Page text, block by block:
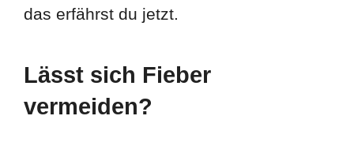
das erfährst du jetzt.
Lässt sich Fieber
vermeiden?